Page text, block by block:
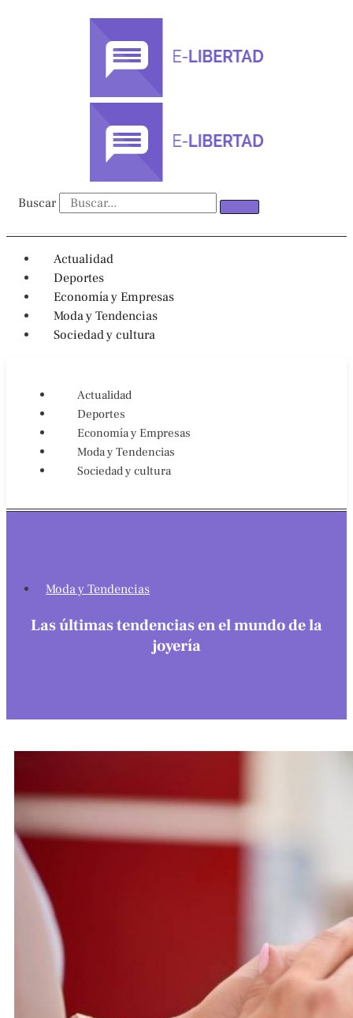
Buscar
Actualidad
Deportes
Economía y Empresas
Moda y Tendencias
Sociedad y cultura
Actualidad
Deportes
Economía y Empresas
Moda y Tendencias
Sociedad y cultura
Moda y Tendencias
Las últimas tendencias en el mundo de la
joyería